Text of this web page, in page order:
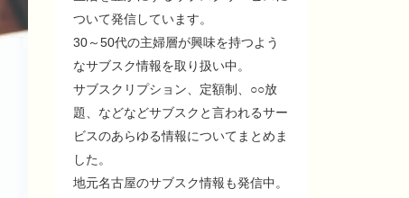
ついて発信しています。
30～50代の主婦層が興味を持つよう
なサブスク情報を取り扱い中。
サブスクリプション、定額制、○○放
題、などなどサブスクと言われるサー
ビスのあらゆる情報についてまとめま
した。
地元名古屋のサブスク情報も発信中。